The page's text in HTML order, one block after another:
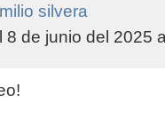
silvera
8 de junio del 2025